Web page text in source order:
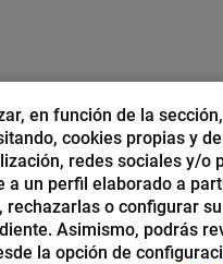
en comunicación
aportar una mirada
en función de la
cookies propias y
redes sociales y/o
a un perfil elaborado a
rechazarlas o configurar
Asimismo, podrás
la opción de